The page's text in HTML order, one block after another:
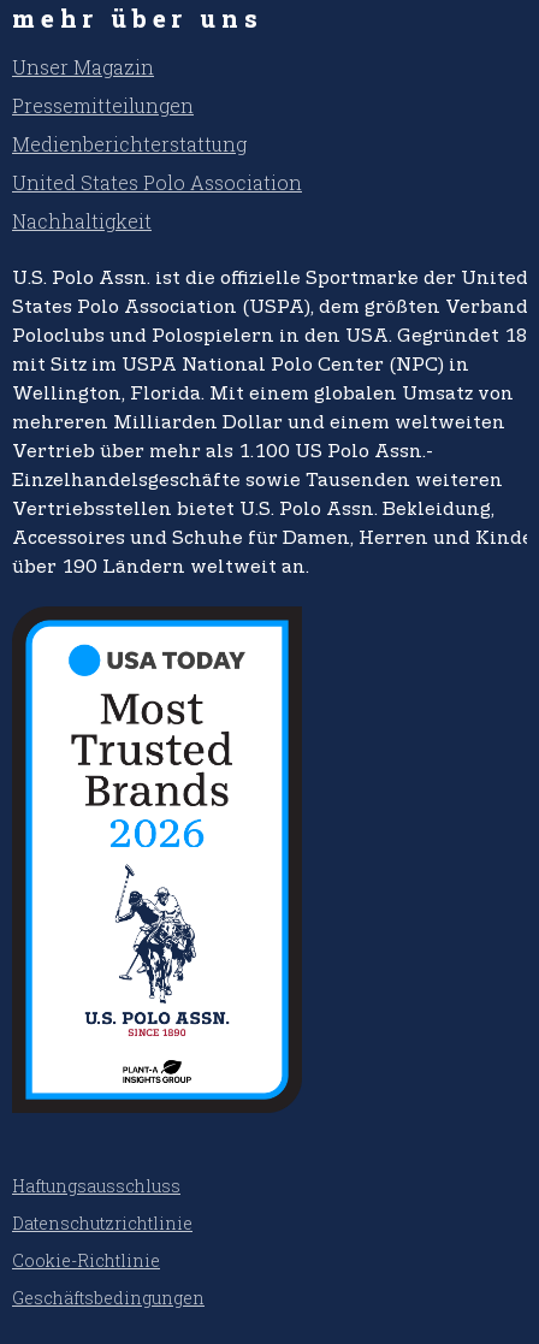
mehr über uns
Unser Magazin
Pressemitteilungen
Medienberichterstattung
United States Polo Association
Nachhaltigkeit
U.S. Polo Assn. ist die offizielle Sportmarke der United
States Polo Association (USPA), dem größten Verband
Poloclubs und Polospielern in den USA. Gegründet
mit Sitz im USPA National Polo Center (NPC) in
Wellington, Florida. Mit einem globalen Umsatz von
mehreren Milliarden Dollar und einem weltweiten
Vertrieb über mehr als 1.100 US Polo Assn.-
Einzelhandelsgeschäfte sowie Tausenden weiteren
Vertriebsstellen bietet U.S. Polo Assn. Bekleidung,
Accessoires und Schuhe für Damen, Herren und
über 190 Ländern weltweit an.
Haftungsausschluss
Datenschutzrichtlinie
Cookie-Richtlinie
Geschäftsbedingungen